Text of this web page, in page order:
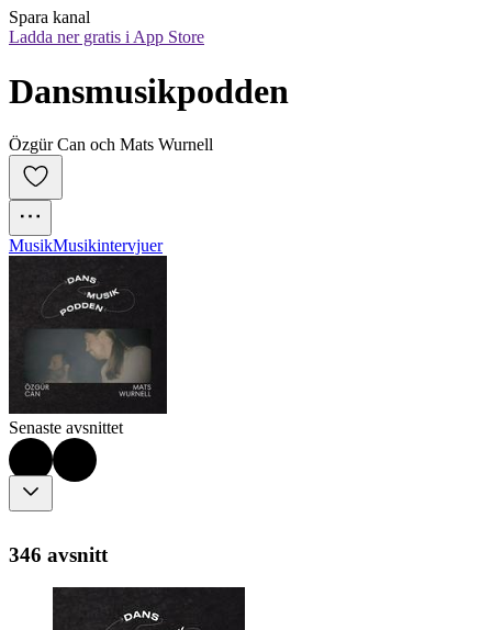
Spara kanal
Ladda ner gratis i App Store
Dansmusikpodden
Özgür Can och Mats Wurnell
MusikMusikintervjuer
Senaste avsnittet
346 avsnitt